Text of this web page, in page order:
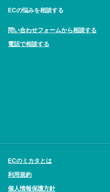
ECの悩みを相談する
問い合わせフォームから相談する
電話で相談する
ECのミカタとは
利用規約
個人情報保護方針